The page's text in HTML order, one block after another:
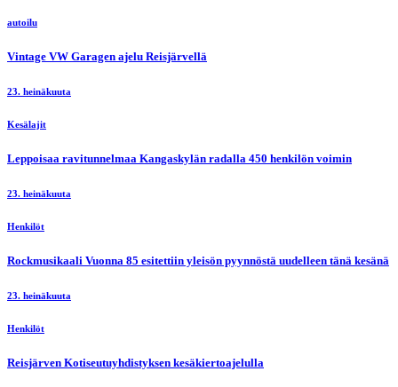
autoilu
Vintage VW Garagen ajelu Reisjärvellä
23. heinäkuuta
Kesälajit
Leppoisaa ravitunnelmaa Kangaskylän radalla 450 henkilön voimin
23. heinäkuuta
Henkilöt
Rockmusikaali Vuonna 85 esitettiin yleisön pyynnöstä uudelleen tänä kesänä
23. heinäkuuta
Henkilöt
Reisjärven Kotiseutuyhdistyksen kesäkiertoajelulla